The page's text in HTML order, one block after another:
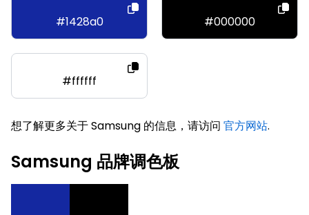
#1428a0 #000000
#ffffff
想了解更多关于 Samsung 的信息，请访问 官方网站.
Samsung 品牌调色板